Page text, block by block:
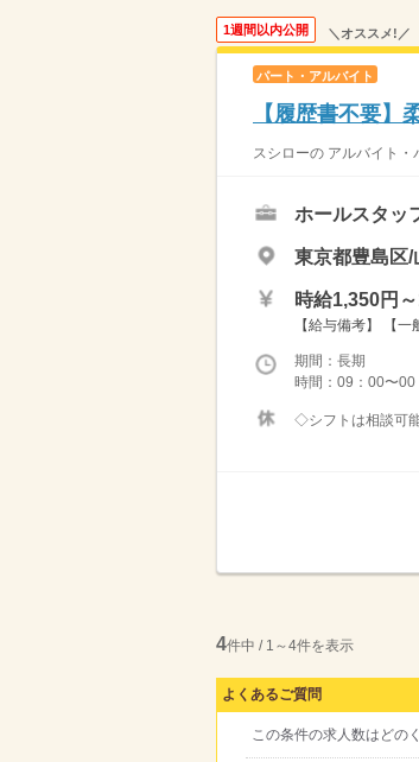
1週間以内公開 ＼オススメ!／
パート・アルバイト
【履歴書不要
スシローの アルバイト
ホールスタッ
東京都豊島区/
時給1,350円
【給与備考】 【
期間：長期
時間：09：00〜
◇シフトは相談可
4件中 / 1～4件を表示
よくあるご質問
この条件の求人数はどの